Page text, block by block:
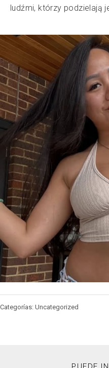
ludźmi, którzy podzielają
Categorías: Uncategorized